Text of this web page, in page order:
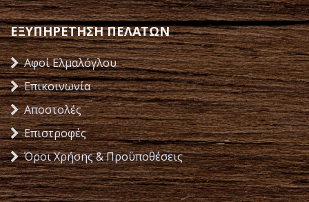
ΕΞΥΠΗΡΕΤΗΣΗ ΠΕΛΑΤΩΝ
Αφοί Ελμαλόγλου
Επικοινωνία
Αποστολές
Επιστροφές
Όροι Χρήσης & Προϋποθέσεις